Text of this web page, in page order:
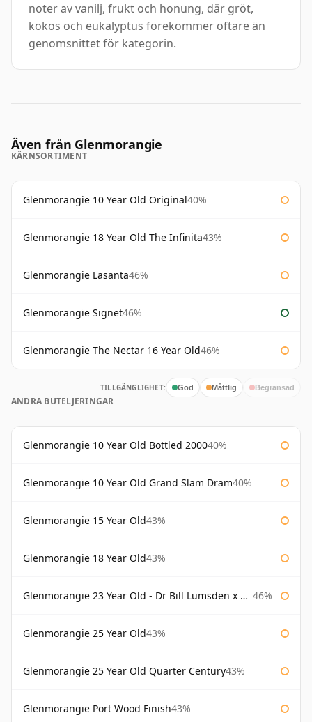
noter av vanilj, frukt och honung, där gröt,
kokos och eukalyptus förekommer oftare än
genomsnittet för kategorin.
Även från Glenmorangie
KÄRNSORTIMENT
Glenmorangie 10 Year Old Original40%
Glenmorangie 18 Year Old The Infinita43%
Glenmorangie Lasanta46%
Glenmorangie Signet46%
Glenmorangie The Nectar 16 Year Old46%
TILLGÄNGLIGHET: God Måttlig Begränsad
ANDRA BUTELJERINGAR
Glenmorangie 10 Year Old Bottled 200040%
Glenmorangie 10 Year Old Grand Slam Dram40%
Glenmorangie 15 Year Old43%
Glenmorangie 18 Year Old43%
Glenmorangie 23 Year Old - Dr Bill Lumsden x Azuma Makoto 46%
Glenmorangie 25 Year Old43%
Glenmorangie 25 Year Old Quarter Century43%
Glenmorangie Port Wood Finish43%